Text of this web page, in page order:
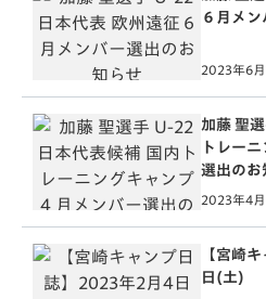
６月メ
2023年6
加藤 聖
トレー
選出のお
2023年4
【宮崎
日(土)